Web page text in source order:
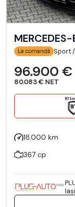
La comandă Sport
96.900 €
80.083 € NET
18.000 km
367 cp